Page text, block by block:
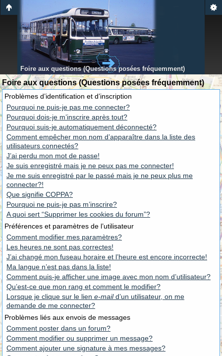
Foire aux questions (Questions posées fréquemment)
Foire aux questions (Questions posées fréquemment)
Problèmes d’identification et d’inscription
Pourquoi ne puis-je pas me connecter?
Pourquoi dois-je m’inscrire après tout?
Pourquoi suis-je automatiquement déconnecté?
Comment empêcher mon nom d’apparaître dans la liste des
utilisateurs connectés?
J’ai perdu mon mot de passe!
Je suis enregistré mais je ne peux pas me connecter!
Je me suis enregistré par le passé mais je ne peux plus me
connecter?!
Que signifie COPPA?
Pourquoi ne puis-je pas m’inscrire?
A quoi sert “Supprimer les cookies du forum”?
Préférences et paramètres de l’utilisateur
Comment modifier mes paramètres?
Les heures ne sont pas correctes!
J’ai changé mon fuseau horaire et l’heure est encore incorrecte!
Ma langue n’est pas dans la liste!
Comment puis-je afficher une image avec mon nom d’utilisateur?
Qu’est-ce que mon rang et comment le modifier?
Lorsque je clique sur le lien e-maild’un utilisateur, on me
demande de me connecter?
Problèmes liés aux envois de messages
Comment poster dans un forum?
Comment modifier ou supprimer un message?
Comment ajouter une signature à mes messages?